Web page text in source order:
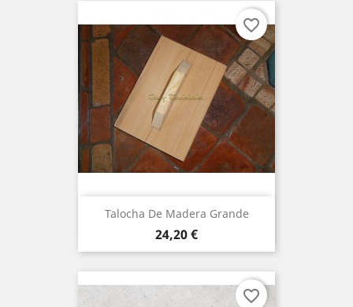
Talocha De Madera Grande
Precio
24,20 €
favorite_border
favorite_border